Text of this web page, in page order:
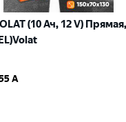
(10 Ач, 12 V)
A